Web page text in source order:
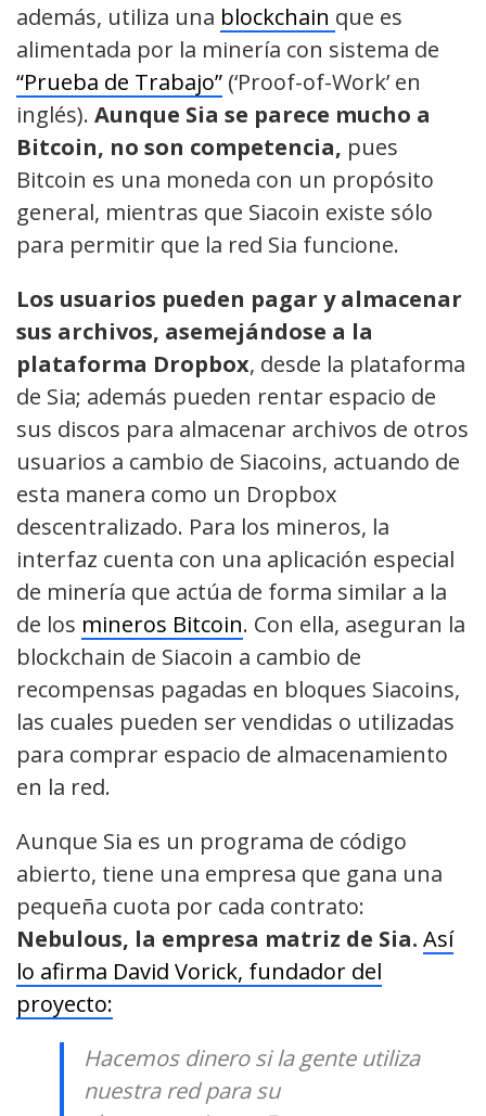
además, utiliza una blockchain que es
alimentada por la minería con sistema de
“Prueba de Trabajo” (‘Proof-of-Work’ en
inglés). Aunque Sia se parece mucho a
Bitcoin, no son competencia, pues
Bitcoin es una moneda con un propósito
general, mientras que Siacoin existe sólo
para permitir que la red Sia funcione.
Los usuarios pueden pagar y almacenar
sus archivos, asemejándose a la
plataforma Dropbox, desde la plataforma
de Sia; además pueden rentar espacio de
sus discos para almacenar archivos de otros
usuarios a cambio de Siacoins, actuando de
esta manera como un Dropbox
descentralizado. Para los mineros, la
interfaz cuenta con una aplicación especial
de minería que actúa de forma similar a la
de los mineros Bitcoin. Con ella, aseguran la
blockchain de Siacoin a cambio de
recompensas pagadas en bloques Siacoins,
las cuales pueden ser vendidas o utilizadas
para comprar espacio de almacenamiento
en la red.
Aunque Sia es un programa de código
abierto, tiene una empresa que gana una
pequeña cuota por cada contrato:
Nebulous, la empresa matriz de Sia. Así
lo afirma David Vorick, fundador del
proyecto:
Hacemos dinero si la gente utiliza
nuestra red para su